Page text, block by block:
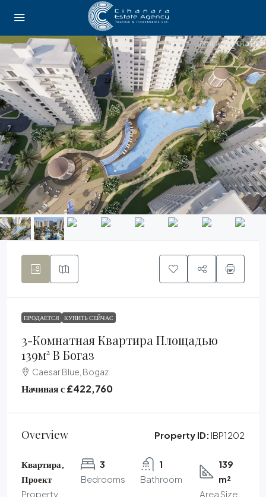
ПРОДАЕТСЯ КУПИТЬ СЕЙЧАС
3-Комнатная Квартира Площадью
139м² В Богаз
Caesar Blue, Bogaz
Начиная с£422,760
Overview Property ID: IBP1202
Квартира,
Проект
Property
3
Bedrooms
1
Bathroom
139
m²
Area Size